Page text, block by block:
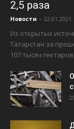
2,5 раза
Новости - 22.01.2021
Из открытых
Татарстан за
107 тысяч